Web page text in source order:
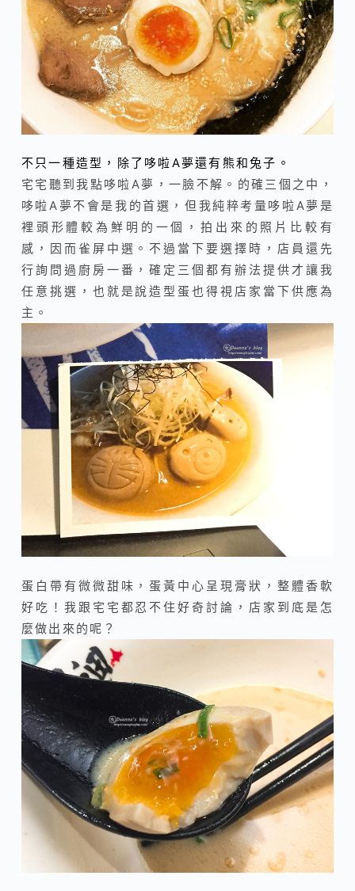
不只一種造型，除了哆啦A夢還有熊和兔子。
宅宅聽到我點哆啦A夢，一臉不解。的確三個之中，
哆啦A夢不會是我的首選，但我純粹考量哆啦A夢是
裡頭形體較為鮮明的一個，拍出來的照片比較有
感，因而雀屏中選。不過當下要選擇時，店員還先
行詢問過廚房一番，確定三個都有辦法提供才讓我
任意挑選，也就是說造型蛋也得視店家當下供應為
主。
蛋白帶有微微甜味，蛋黃中心呈現膏狀，整體香軟
好吃！我跟宅宅都忍不住好奇討論，店家到底是怎
麼做出來的呢？